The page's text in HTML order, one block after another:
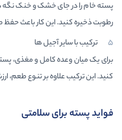
پسته خام را در جای خشک و خنک نگه
رطوبت ذخیره کنید. این کار باعث
ترکیب با سایر آجیل ها
برای یک میان وعده کامل و مغذی،
کنید. این ترکیب علاوه بر تنوع طعم،
فواید پسته برای سلامتی